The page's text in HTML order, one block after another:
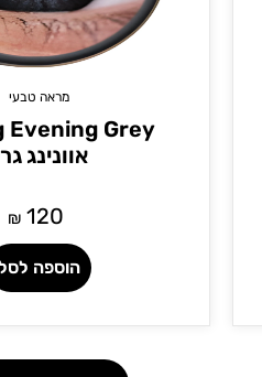
מראה טבעי
אוונינג
120
₪
הוספה